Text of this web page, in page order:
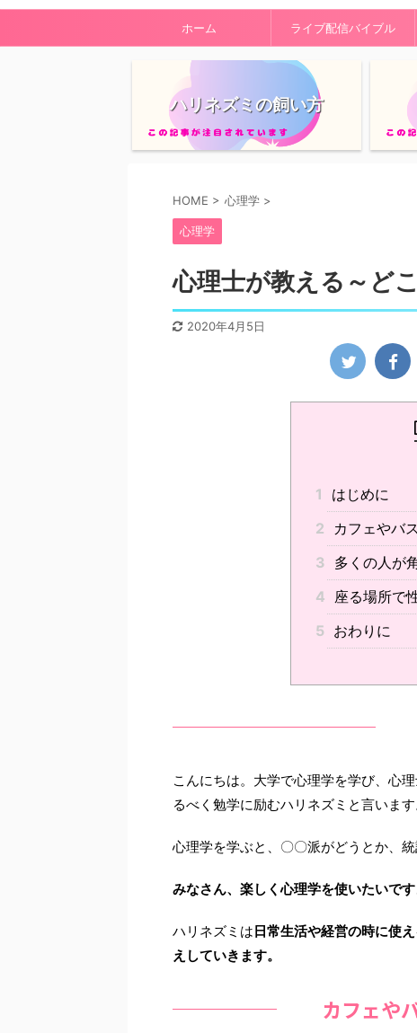
ホーム ライブ配信バイブル
ハリネズミの飼い方
HOME > 心理学 >
心理学
心理士が教える～ど
2020年4月5日
1
はじめに
2
カフェやバ
3 多くの人が
4 座る場所で
5 おわりに
こんにちは。大学で心理学を学び、心
るべく勉学に励むハリネズミと言います
心理学を学ぶと、〇〇派がどうとか、
みなさん、楽しく心理学を使いたいです
ハリネズミは日常生活や経営の時に使
えしていきます。
カフェや